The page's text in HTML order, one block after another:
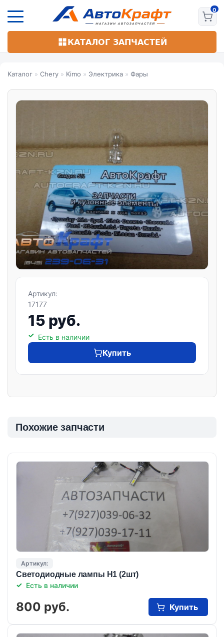
основному
КАТАЛОГ ЗАПЧАСТЕЙ
Каталог » Chery » Kimo » Электрика » Фары
Артикул:
17177
15 руб.
Есть в наличии
Купить
Похожие запчасти
Артикул:
Светодиодные лампы Н1 (2шт)
Есть в наличии
800 руб. Купить